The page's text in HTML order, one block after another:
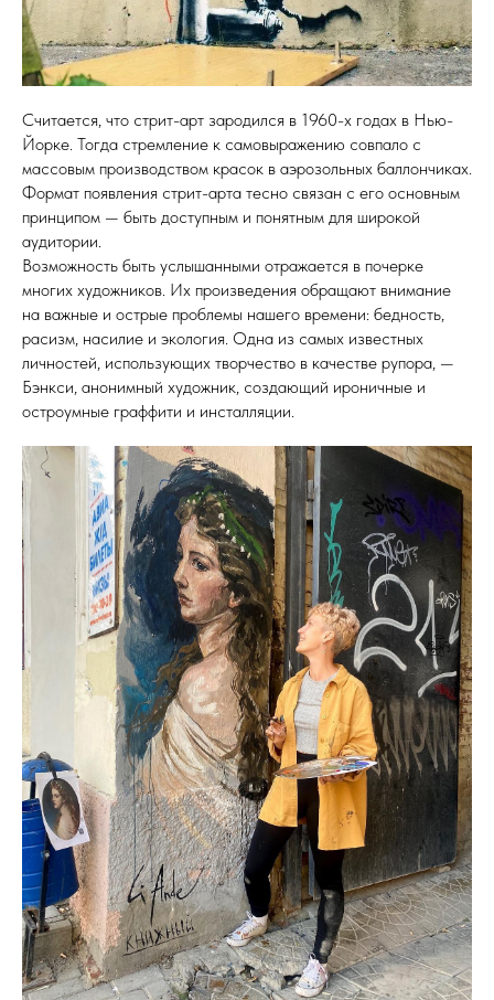
Считается, что стрит-арт зародился в 1960-х годах в Нью-
Йорке. Тогда стремление к самовыражению совпало с
массовым производством красок в аэрозольных баллончиках.
Формат появления стрит-арта тесно связан с его основным
принципом — быть доступным и понятным для широкой
аудитории.
Возможность быть услышанными отражается в почерке
многих художников. Их произведения обращают внимание
на важные и острые проблемы нашего времени: бедность,
расизм, насилие и экология. Одна из самых известных
личностей, использующих творчество в качестве рупора, —
Бэнкси, анонимный художник, создающий ироничные и
остроумные граффити и инсталляции.